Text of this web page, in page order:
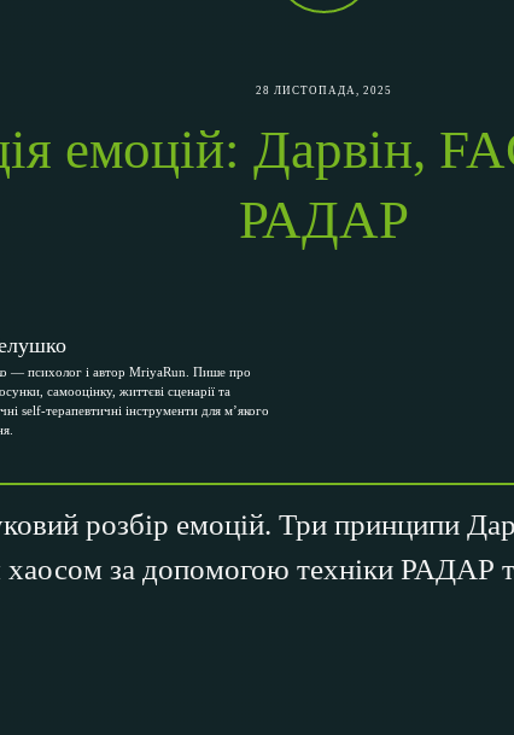
28 ЛИСТОПАДА, 2025
емоцій: Дарвін,
РАДАР
— психолог і автор MriyaRun. Пише про
самооцінку, життєві сценарії та
self-терапевтичні інструменти для м’якого
розбір емоцій. Три принципи
хаосом за допомогою техніки РАДАР